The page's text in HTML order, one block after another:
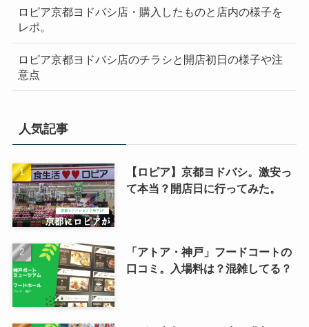
ロピア京都ヨドバシ店・購入したものと店内の様子を
レポ。
ロピア京都ヨドバシ店のチラシと開店初日の様子や注
意点
人気記事
【ロピア】京都ヨドバシ。激安っ
て本当？開店日に行ってみた。
「アトア・神戸」フードコートの
口コミ。入場料は？混雑してる？